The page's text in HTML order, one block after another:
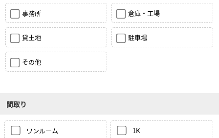
事務所 倉庫・工場
貸土地 駐車場
その他
間取り
ワンルーム 1K